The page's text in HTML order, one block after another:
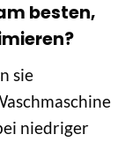
besten,
sie
niedriger